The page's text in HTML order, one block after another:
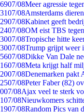
6907/08Meer agressie
3107/08Amsterdams
2907/08Kabinet geeft
2407/08OM eist TBS
3007/08Tropische hitte
3007/08Trump grijpt weer
5607/08Dikke Van Dale
1607/08Meta krijgt half
2007/08Denemarken pakt
2507/08Peter Faber (82)
007/08Ajax veel te sterk
107/08Nieuwkomers
1907/08Random Pics van